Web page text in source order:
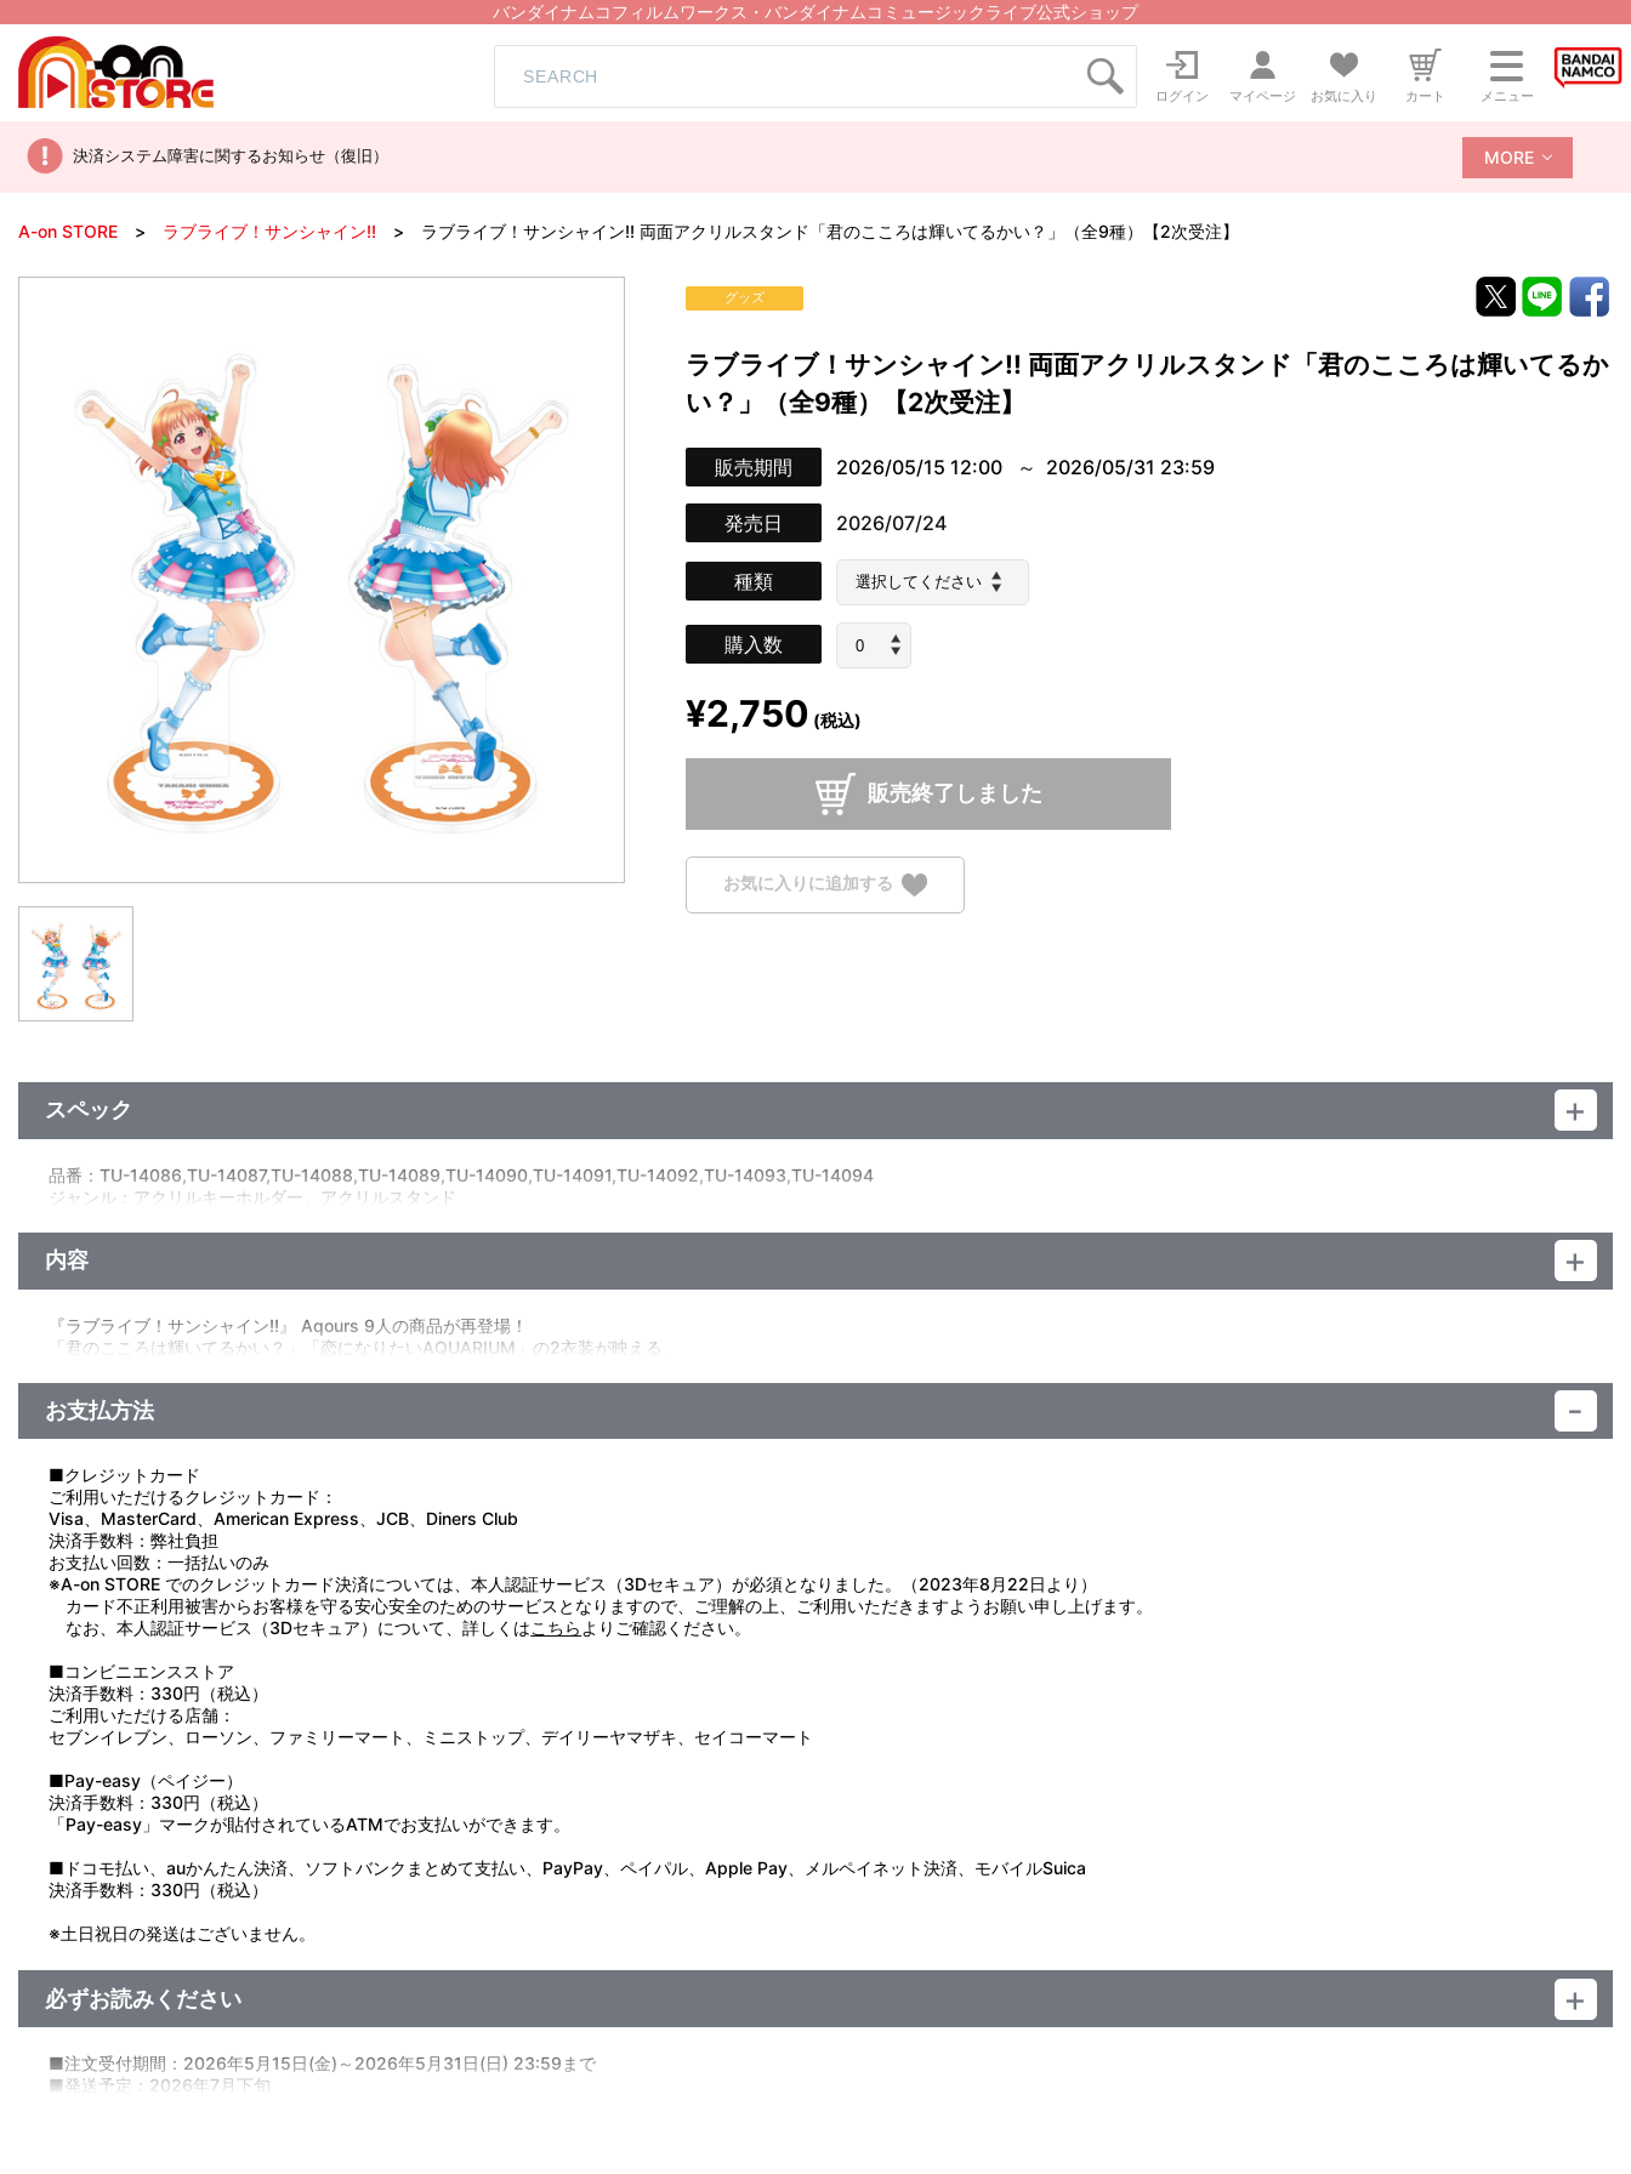
バンダイナムコフィルムワークス・バンダイナムコミュージックライブ公式ショップ
ログイン マイページ お気に入り カート メニュー
決済システム障害に関するお知らせ（復旧） MORE
A-on STORE ラブライブ！サンシャイン!! ラブライブ！サンシャイン!! 両面アクリルスタンド「君のこころは輝いてるかい？」（全9種）【2次受注】
グッズ
ラブライブ！サンシャイン!! 両面アクリルスタンド「君のこころは輝いてるか
い？」（全9種）【2次受注】
販売期間 2026/05/15 12:00 2026/05/31 23:59
発売日 2026/07/24
種類
購入数
¥2,750 (税込)
販売終了しました
お気に入りに追加する
スペック
品番：TU-14086,TU-14087,TU-14088,TU-14089,TU-14090,TU-14091,TU-14092,TU-14093,TU-14094
ジャンル：アクリルキーホルダー、アクリルスタンド
※メンバーによってサイズは異なります。
内容
『ラブライブ！サンシャイン!!』 Aqours 9人の商品が再登場！
「君のこころは輝いてるかい？」「恋になりたいAQUARIUM」の2衣装が映える、
【使用上の注意】
●本来の用途以外で使用しないでください。
●ケガや破損の原因になることがありますので、重いものをぶら下げたり、無理に引っ張ったりしないでください。
●高温多湿、直射日光を避け、お子様の手の届かないところに保管してください。
●商品の特性上、とがった部分があります。取り扱いには十分ご注意ください。
●汚れた場合は、水や薄めた中性洗剤を含ませ固く絞った布でやさしく拭きとってください。
●ベンジンやシンナー、アルコール系溶剤などを使用しますと、変色・変形・破損の原因になりますのでお避けください。
お支払方法
■クレジットカード
ご利用いただけるクレジットカード：
Visa、MasterCard、American Express、JCB、Diners Club
決済手数料：弊社負担
お支払い回数：一括払いのみ
※A-on STORE でのクレジットカード決済については、本人認証サービス（3Dセキュア）が必須となりました。（2023年8月22日より）
カード不正利用被害からお客様を守る安心安全のためのサービスとなりますので、ご理解の上、ご利用いただきますようお願い申し上げます。
なお、本人認証サービス（3Dセキュア）について、詳しくはこちらよりご確認ください。
■コンビニエンスストア
決済手数料：330円（税込）
ご利用いただける店舗：
セブンイレブン、ローソン、ファミリーマート、ミニストップ、デイリーヤマザキ、セイコーマート
■Pay-easy（ペイジー）
決済手数料：330円（税込）
「Pay-easy」マークが貼付されているATMでお支払いができます。
■ドコモ払い、auかんたん決済、ソフトバンクまとめて支払い、PayPay、ペイパル、Apple Pay、メルペイネット決済、モバイルSuica
決済手数料：330円（税込）
※土日祝日の発送はございません。
必ずお読みください
■注文受付期間：2026年5月15日(金)～2026年5月31日(日) 23:59まで
■発送予定：2026年7月下旬